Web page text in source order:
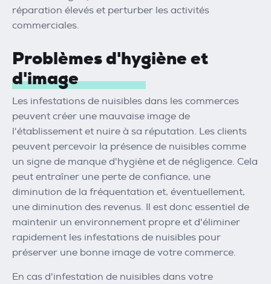
réparation élevés et perturber les activités
commerciales.
Problèmes d'hygiène et
d'image
Les infestations de nuisibles dans les commerces
peuvent créer une mauvaise image de
l'établissement et nuire à sa réputation. Les clients
peuvent percevoir la présence de nuisibles comme
un signe de manque d'hygiène et de négligence. Cela
peut entraîner une perte de confiance, une
diminution de la fréquentation et, éventuellement,
une diminution des revenus. Il est donc essentiel de
maintenir un environnement propre et d'éliminer
rapidement les infestations de nuisibles pour
préserver une bonne image de votre commerce.
En cas d'infestation de nuisibles dans votre